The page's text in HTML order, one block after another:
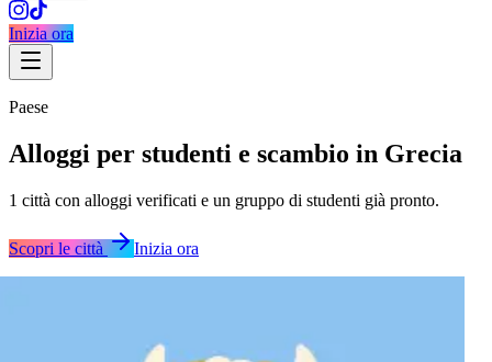
Inizia ora
Paese
Alloggi per studenti e scambio in Grecia
1 città con alloggi verificati e un gruppo di studenti già pronto.
Scopri le città
Inizia ora